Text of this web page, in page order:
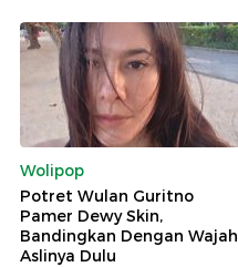
Wolipop
Potret Wulan Guritno
Pamer Dewy Skin,
Bandingkan Dengan Wajah
Aslinya Dulu